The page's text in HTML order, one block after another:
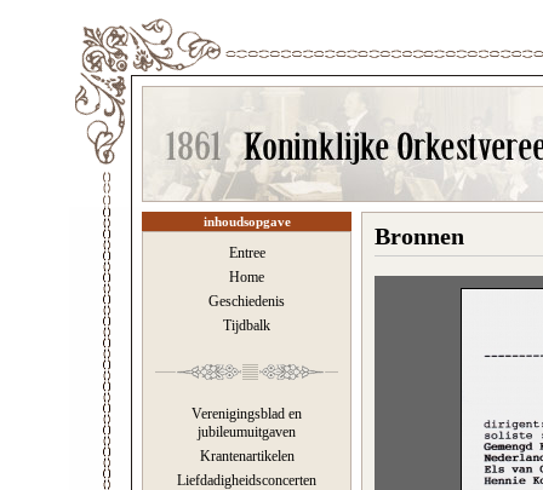
inhoudsopgave
Entree
Home
Geschiedenis
Tijdbalk
Verenigingsblad en
jubileumuitgaven
Krantenartikelen
Liefdadigheidsconcerten
Bronnen